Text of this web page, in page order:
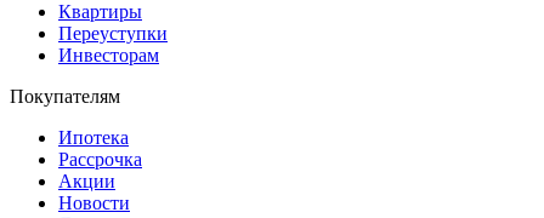
Квартиры
Переуступки
Инвесторам
Покупателям
Ипотека
Рассрочка
Акции
Новости